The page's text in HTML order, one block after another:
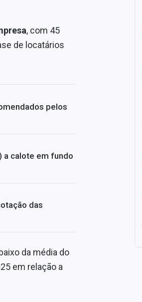
, com 45
de locatários
pelos
a calote em fundo
das
da média do
em relação a